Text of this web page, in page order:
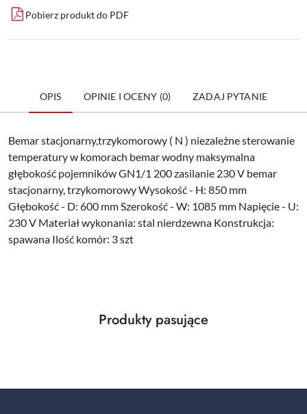
Pobierz produkt do PDF
OPIS OPINIE I OCENY (0) ZADAJ PYTANIE
Bemar stacjonarny,trzykomorowy ( N ) niezależne sterowanie
temperatury w komorach bemar wodny maksymalna
głębokość pojemników GN1/1 200 zasilanie 230 V bemar
stacjonarny, trzykomorowy Wysokość - H: 850 mm
Głębokość - D: 600 mm Szerokość - W: 1085 mm Napięcie - U:
230 V Materiał wykonania: stal nierdzewna Konstrukcja:
spawana Ilość komór: 3 szt
Pomiń karuzelę produktów
Produkty
Produkty pasujące